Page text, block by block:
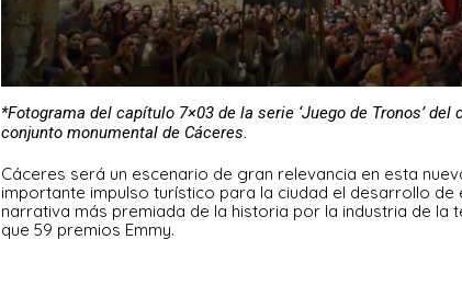
*Fotograma del capítulo 7×03 de la serie ‘Juego de Tronos’ del
conjunto monumental de Cáceres.
Cáceres será un escenario de gran relevancia en esta
importante impulso turístico para la ciudad el desarrollo de
narrativa más premiada de la historia por la industria de la
que 59 premios Emmy.